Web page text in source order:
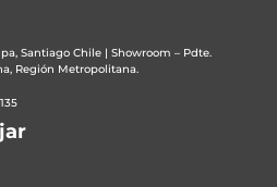
Santiago Chile | Showroom – Pdte.
Región Metropolitana.